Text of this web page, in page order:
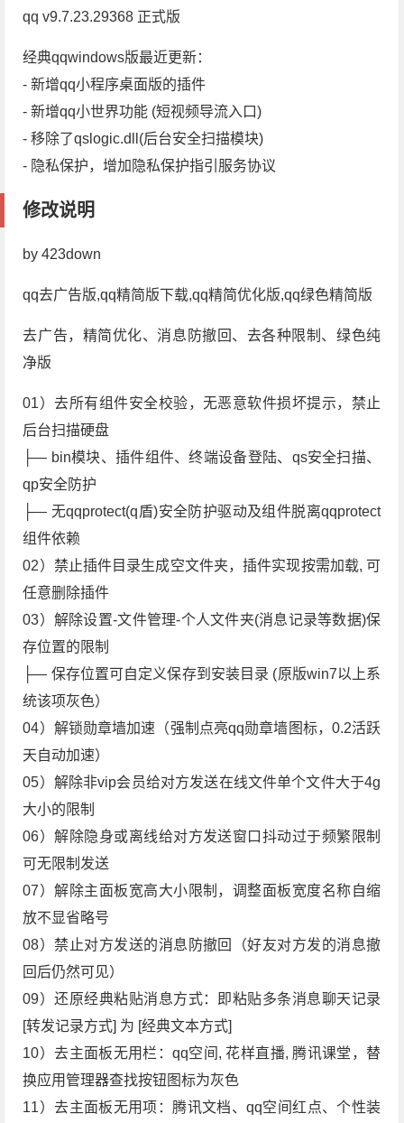
qq v9.7.23.29368 正式版
经典qqwindows版最近更新：
- 新增qq小程序桌面版的插件
- 新增qq小世界功能 (短视频导流入口)
- 移除了qslogic.dll(后台安全扫描模块)
- 隐私保护，增加隐私保护指引服务协议
修改说明
by 423down
qq去广告版,qq精简版下载,qq精简优化版,qq绿色精简版
去广告，精简优化、消息防撤回、去各种限制、绿色纯
净版
01）去所有组件安全校验，无恶意软件损坏提示，禁止
后台扫描硬盘
├— bin模块、插件组件、终端设备登陆、qs安全扫描、
qp安全防护
├— 无qqprotect(q盾)安全防护驱动及组件脱离qqprotect
组件依赖
02）禁止插件目录生成空文件夹，插件实现按需加载, 可
任意删除插件
03）解除设置-文件管理-个人文件夹(消息记录等数据)保
存位置的限制
├— 保存位置可自定义保存到安装目录 (原版win7以上系
统该项灰色）
04）解锁勋章墙加速（强制点亮qq勋章墙图标，0.2活跃
天自动加速）
05）解除非vip会员给对方发送在线文件单个文件大于4g
大小的限制
06）解除隐身或离线给对方发送窗口抖动过于频繁限制
可无限制发送
07）解除主面板宽高大小限制，调整面板宽度名称自缩
放不显省略号
08）禁止对方发送的消息防撤回（好友对方发的消息撤
回后仍然可见）
09）还原经典粘贴消息方式：即粘贴多条消息聊天记录
[转发记录方式] 为 [经典文本方式]
10）去主面板无用栏：qq空间, 花样直播, 腾讯课堂，替
换应用管理器查找按钮图标为灰色
11）去主面板无用项：腾讯文档、qq空间红点、个性装